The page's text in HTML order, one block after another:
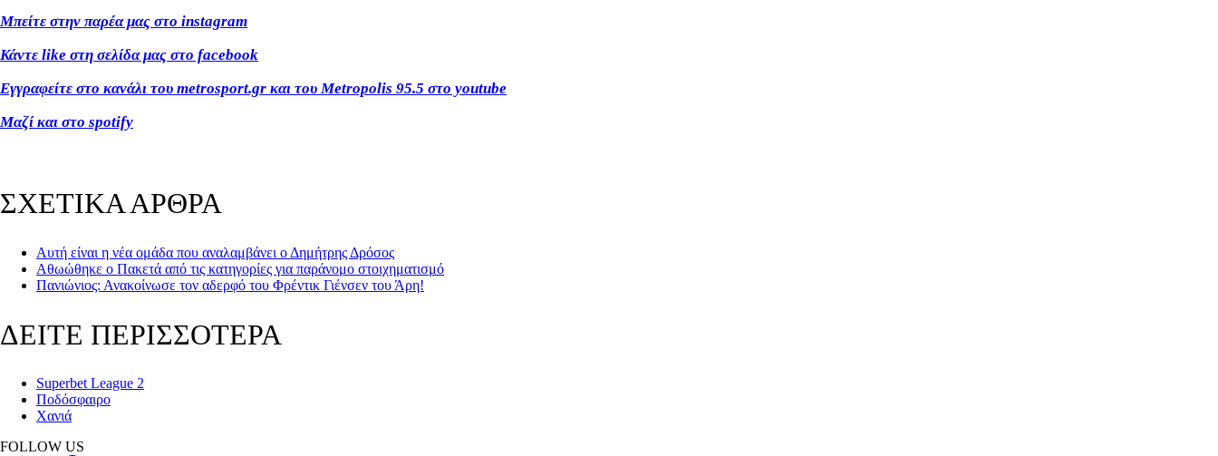
Μπείτε στην παρέα μας στο instagram
Κάντε like στη σελίδα μας στο facebook
Εγγραφείτε στο κανάλι του metrosport.gr και του Metropolis 95.5 στο youtube
Μαζί και στο spotify
ΣΧΕΤΙΚΑ ΑΡΘΡΑ
Αυτή είναι η νέα ομάδα που αναλαμβάνει ο Δημήτρης Δρόσος
Αθωώθηκε ο Πακετά από τις κατηγορίες για παράνομο στοιχηματισμό
Πανιώνιος: Ανακοίνωσε τον αδερφό του Φρέντικ Γιένσεν του Άρη!
ΔΕΙΤΕ ΠΕΡΙΣΣΟΤΕΡΑ
Superbet League 2
Ποδόσφαιρο
Χανιά
FOLLOW US